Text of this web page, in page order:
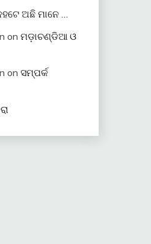
ଅଛି ମାନେ …
on ମଡ଼ାଚଣ୍ଡିଆ ଓ
on ସମ୍ପର୍କ